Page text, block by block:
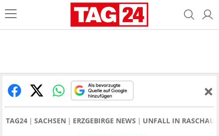
TAG24 SACHSEN ERZGEBIRGE NEWS UNFALL IN RASCHAU-